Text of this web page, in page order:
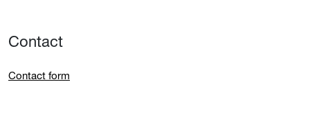
Contact
Contact form